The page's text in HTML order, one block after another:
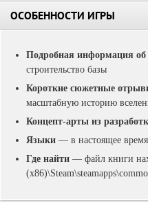
ОСОБЕННОСТИ ИГРЫ
Подробная информация
строительство базы
Короткие сюжетные
масштабную историю
Концепт-арты из
Языки — в настоящее
Где найти — файл книги